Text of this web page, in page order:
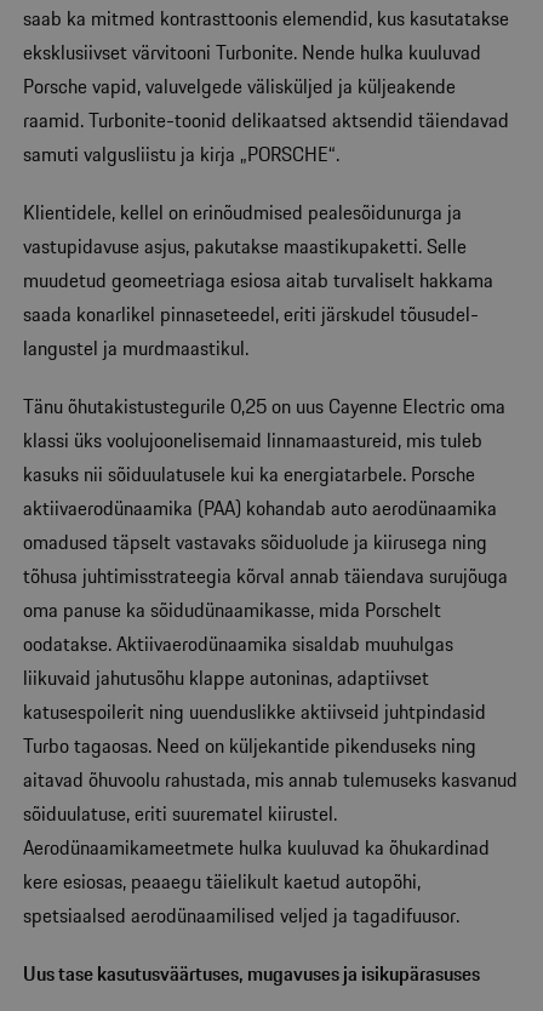
saab ka mitmed kontrasttoonis elemendid, kus kasutatakse
eksklusiivset värvitooni Turbonite. Nende hulka kuuluvad
Porsche vapid, valuvelgede välisküljed ja küljeakende
raamid. Turbonite-toonid delikaatsed aktsendid täiendavad
samuti valgusliistu ja kirja „PORSCHE“.
Klientidele, kellel on erinõudmised pealesõidunurga ja
vastupidavuse asjus, pakutakse maastikupaketti. Selle
muudetud geomeetriaga esiosa aitab turvaliselt hakkama
saada konarlikel pinnaseteedel, eriti järskudel tõusudel-
langustel ja murdmaastikul.
Tänu õhutakistustegurile 0,25 on uus Cayenne Electric oma
klassi üks voolujoonelisemaid linnamaastureid, mis tuleb
kasuks nii sõiduulatusele kui ka energiatarbele. Porsche
aktiivaerodünaamika (PAA) kohandab auto aerodünaamika
omadused täpselt vastavaks sõiduolude ja kiirusega ning
tõhusa juhtimisstrateegia kõrval annab täiendava surujõuga
oma panuse ka sõidudünaamikasse, mida Porschelt
oodatakse. Aktiivaerodünaamika sisaldab muuhulgas
liikuvaid jahutusõhu klappe autoninas, adaptiivset
katusespoilerit ning uuenduslikke aktiivseid juhtpindasid
Turbo tagaosas. Need on küljekantide pikenduseks ning
aitavad õhuvoolu rahustada, mis annab tulemuseks kasvanud
sõiduulatuse, eriti suurematel kiirustel.
Aerodünaamikameetmete hulka kuuluvad ka õhukardinad
kere esiosas, peaaegu täielikult kaetud autopõhi,
spetsiaalsed aerodünaamilised veljed ja tagadifuusor.
Uus tase kasutusväärtuses, mugavuses ja isikupärasuses